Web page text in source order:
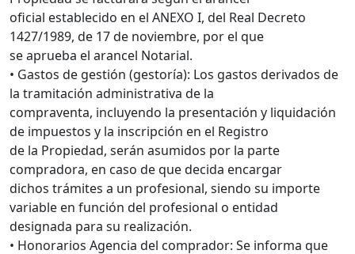
oficial establecido en el ANEXO I, del Real Decreto
1427/1989, de 17 de noviembre, por el que
se aprueba el arancel Notarial.
• Gastos de gestión (gestoría): Los gastos derivados de
la tramitación administrativa de la
compraventa, incluyendo la presentación y liquidación
de impuestos y la inscripción en el Registro
de la Propiedad, serán asumidos por la parte
compradora, en caso de que decida encargar
dichos trámites a un profesional, siendo su importe
variable en función del profesional o entidad
designada para su realización.
• Honorarios Agencia del comprador: Se informa que